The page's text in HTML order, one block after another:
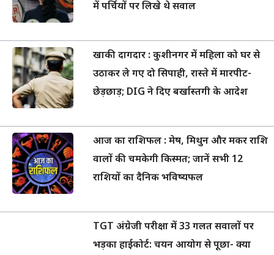
में पर्चियों पर लिखे थे सवाल
खाकी दागदार : कुशीनगर में महिला को घर से
उठाकर ले गए दो सिपाही, रास्ते में मारपीट-
छेड़छाड़; DIG ने दिए बर्खास्तगी के आदेश
आज का राशिफल : मेष, मिथुन और मकर राशि
वालों की चमकेगी किस्मत; जानें सभी 12
राशियों का दैनिक भविष्यफल
TGT अंग्रेजी परीक्षा में 33 गलत सवालों पर
भड़का हाईकोर्ट: चयन आयोग से पूछा- क्या